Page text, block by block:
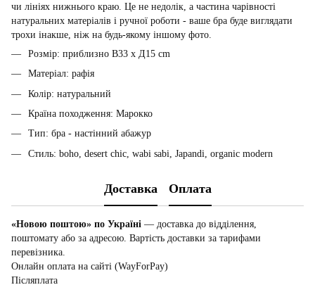
чи лініях нижнього краю. Це не недолік, а частина чарівності
натуральних матеріалів і ручної роботи - ваше бра буде виглядати
трохи інакше, ніж на будь-якому іншому фото.
Розмір: приблизно В33 x Д15 cm
Матеріал: рафія
Колір: натуральний
Країна походження: Марокко
Тип: бра - настінний абажур
Стиль: boho, desert chic, wabi sabi, Japandi, organic modern
Доставка Оплата
«Новою поштою» по Україні — доставка до відділення,
поштомату або за адресою. Вартість доставки за тарифами
перевізника.
Онлайн оплата на сайті (WayForPay)
Післяплата